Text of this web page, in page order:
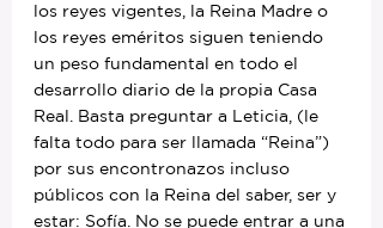
los reyes vigentes, la Reina Madre o
los reyes eméritos siguen teniendo
un peso fundamental en todo el
desarrollo diario de la propia Casa
Real. Basta preguntar a Leticia, (le
falta todo para ser llamada “Reina”)
por sus encontronazos incluso
públicos con la Reina del saber, ser y
estar: Sofía. No se puede entrar a una